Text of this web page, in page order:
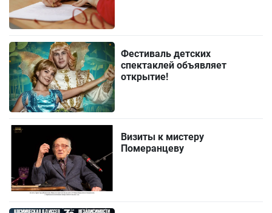
Фестиваль детских
спектаклей объявляет
открытие!
Визиты к мистеру
Померанцеву